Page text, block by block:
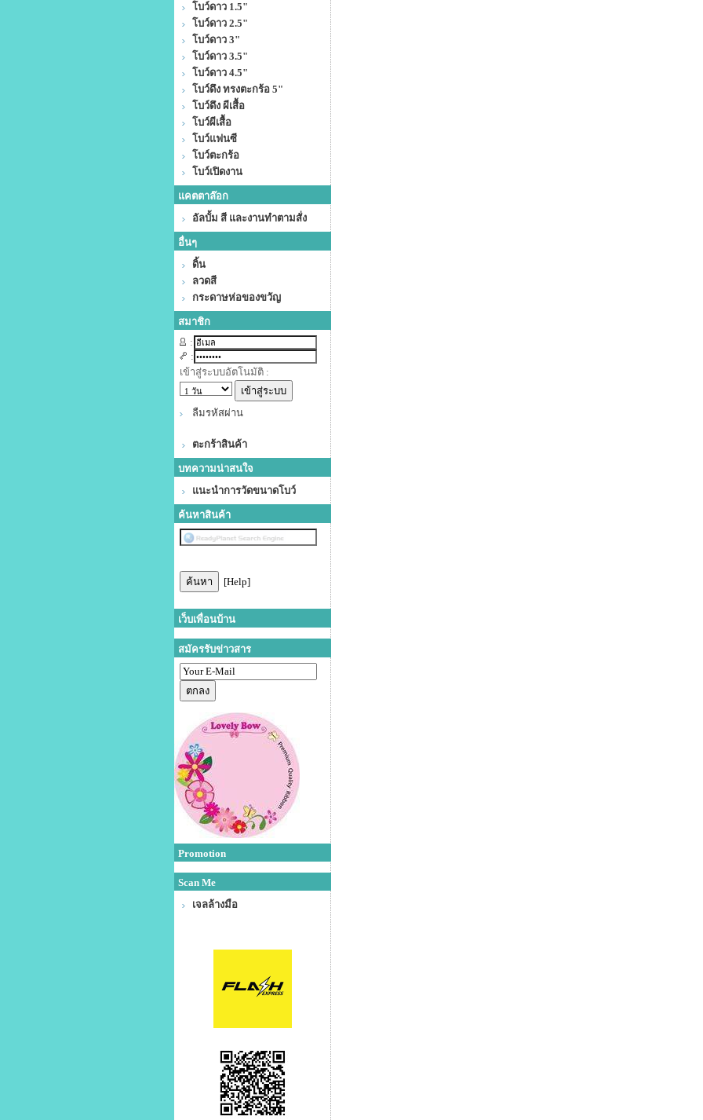
โบว์ดาว 1.5"
โบว์ดาว 2.5"
โบว์ดาว 3"
โบว์ดาว 3.5"
โบว์ดาว 4.5"
โบว์ดึง ทรงตะกร้อ 5"
โบว์ดึง ผีเสื้อ
โบว์ผีเสื้อ
โบว์แฟนซี
โบว์ตะกร้อ
โบว์เปิดงาน
แคตตาล๊อก
อัลบั้ม สี และงานทำตามสั่ง
อื่นๆ
ดิ้น
ลวดสี
กระดาษห่อของขวัญ
สมาชิก
:
:
เข้าสู่ระบบอัตโนมัติ :
ลืมรหัสผ่าน
ตะกร้าสินค้า
บทความน่าสนใจ
แนะนำการวัดขนาดโบว์
ค้นหาสินค้า
[Help]
เว็บเพื่อนบ้าน
สมัครรับข่าวสาร
Promotion
Scan Me
เจลล้างมือ